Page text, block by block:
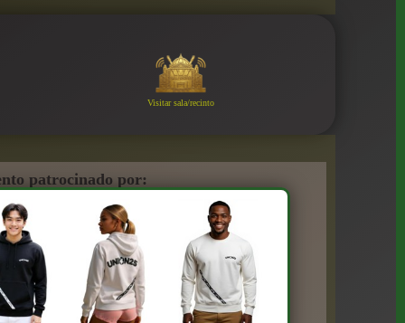
Visitar sala/recinto
patrocinado por: